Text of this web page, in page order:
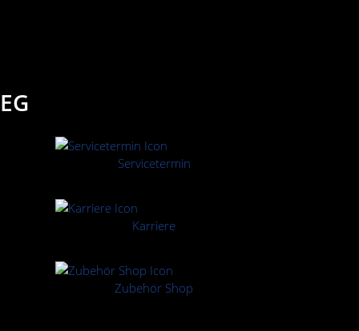
Servicetermin
Karriere
Zubehör Shop